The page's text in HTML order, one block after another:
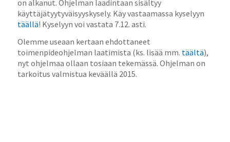
on alkanut. Ohjelman laadintaan sisältyy
käyttäjätyytyväisyyskysely. Käy vastaamassa kyselyyn
täällä! Kyselyyn voi vastata 7.12. asti.
Olemme useaan kertaan ehdottaneet
toimenpideohjelman laatimista (ks. lisää mm. täältä),
nyt ohjelmaa ollaan tosiaan tekemässä. Ohjelman on
tarkoitus valmistua keväällä 2015.